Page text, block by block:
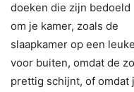
doeken die zijn bedoeld
om je kamer, zoals de
slaapkamer op een
voor buiten, omdat de
prettig schijnt, of omdat